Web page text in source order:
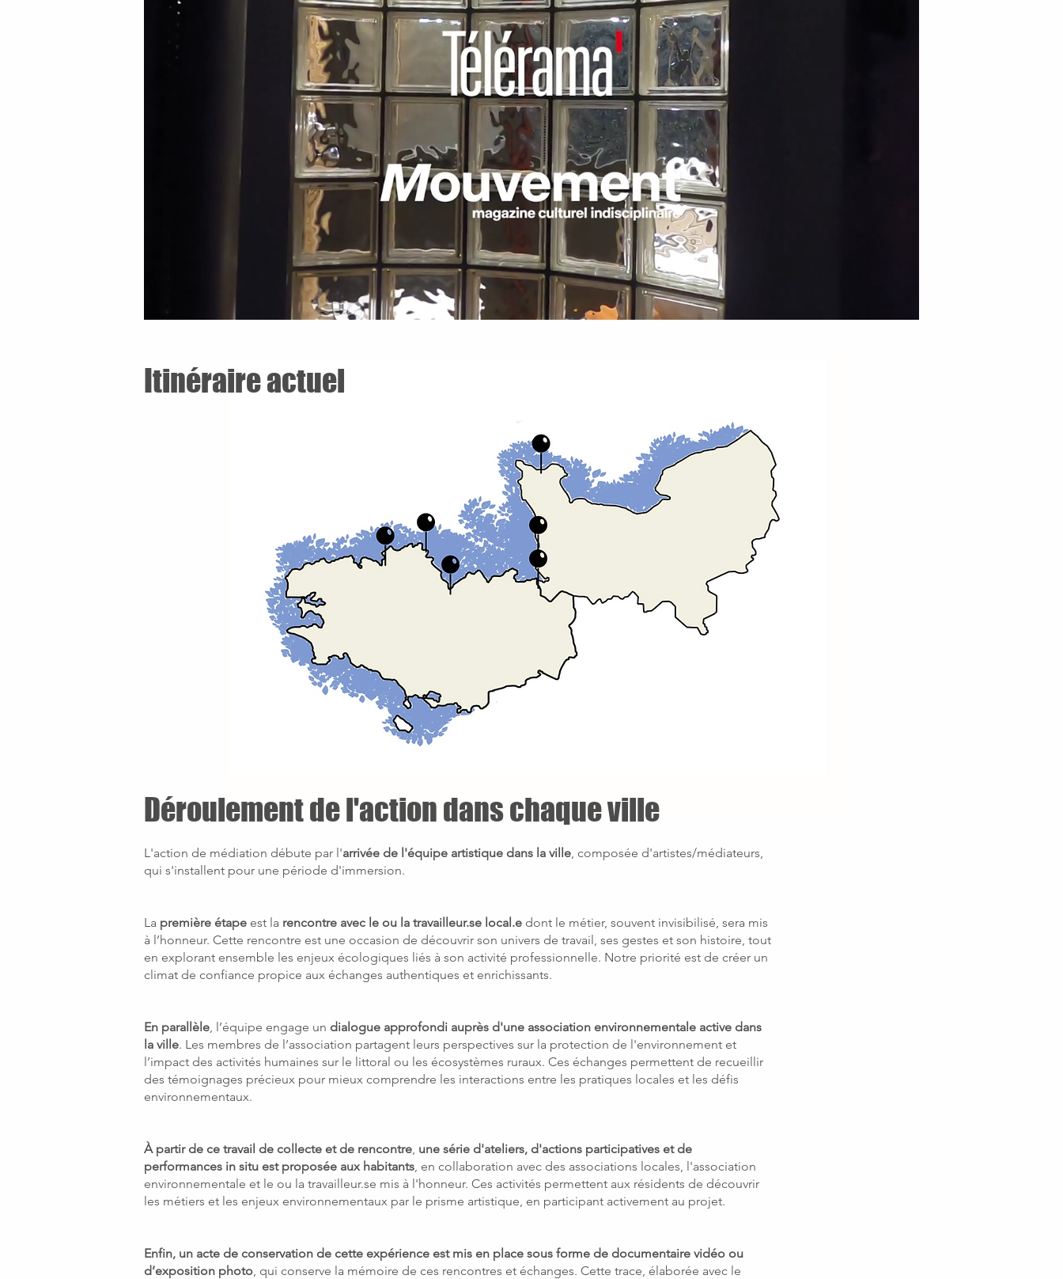
Itinéraire actuel
Déroulement de l'action dans chaque ville
L'action de médiation débute par l'arrivée de l'équipe artistique dans la ville, composée d'artistes/médiateurs,
qui s'installent pour une période d'immersion.
La première étape est la rencontre avec le ou la travailleur.se local.e dont le métier, souvent invisibilisé, sera mis
à l’honneur. Cette rencontre est une occasion de découvrir son univers de travail, ses gestes et son histoire, tout
en explorant ensemble les enjeux écologiques liés à son activité professionnelle. Notre priorité est de créer un
climat de confiance propice aux échanges authentiques et enrichissants.
En parallèle, l’équipe engage un dialogue approfondi auprès d'une association environnementale active dans
la ville. Les membres de l’association partagent leurs perspectives sur la protection de l'environnement et
l’impact des activités humaines sur le littoral ou les écosystèmes ruraux. Ces échanges permettent de recueillir
des témoignages précieux pour mieux comprendre les interactions entre les pratiques locales et les défis
environnementaux.
À partir de ce travail de collecte et de rencontre, une série d'ateliers, d'actions participatives et de
performances in situ est proposée aux habitants, en collaboration avec des associations locales, l'association
environnementale et le ou la travailleur.se mis à l'honneur. Ces activités permettent aux résidents de découvrir
les métiers et les enjeux environnementaux par le prisme artistique, en participant activement au projet.
Enfin, un acte de conservation de cette expérience est mis en place sous forme de documentaire vidéo ou
d’exposition photo, qui conserve la mémoire de ces rencontres et échanges. Cette trace, élaborée avec le